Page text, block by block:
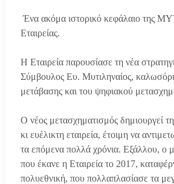
Ένα ακόμα ιστορικό κεφάλαιο της
Εταιρείας.
Η Εταιρεία παρουσίασε τη νέα
Σύμβουλος Ευ. Μυτιληναίος,
μετάβασης και του ψηφιακού
Ο νέος μετασχηματισμός δημιουργεί
κι ευέλικτη εταιρεία, έτοιμη να
τα επόμενα πολλά χρόνια. Εξάλλου, ο
που έκανε η Εταιρεία το 2017,
πολυεθνική, που πολλαπλασίασε τα